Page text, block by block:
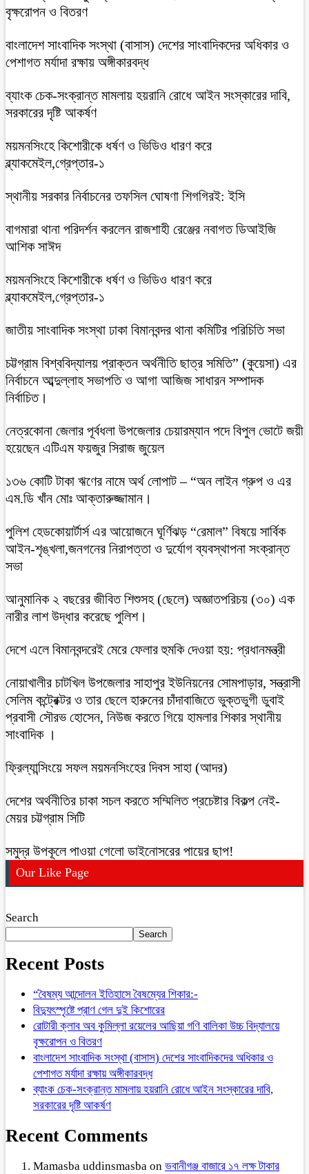
বৃক্ষরোপন ও বিতরণ
বাংলাদেশ সাংবাদিক সংস্থা (বাসাস) দেশের সাংবাদিকদের অধিকার ও
পেশাগত মর্যাদা রক্ষায় অঙ্গীকারবদ্ধ
ব্যাংক চেক-সংক্রান্ত মামলায় হয়রানি রোধে আইন সংস্কারের দাবি,
সরকারের দৃষ্টি আকর্ষণ
ময়মনসিংহে কিশোরীকে ধর্ষণ ও ভিডিও ধারণ করে
ব্ল্যাকমেইল,গ্রেপ্তার-১
স্থানীয় সরকার নির্বাচনের তফসিল ঘোষণা শিগগিরই: ইসি
বাগমারা থানা পরিদর্শন করলেন রাজশাহী রেঞ্জের নবাগত ডিআইজি
আশিক সাঈদ
ময়মনসিংহে কিশোরীকে ধর্ষণ ও ভিডিও ধারণ করে
ব্ল্যাকমেইল,গ্রেপ্তার-১
জাতীয় সাংবাদিক সংস্থা ঢাকা বিমানবন্দর থানা কমিটির পরিচিতি সভা
চট্টগ্রাম বিশ্ববিদ্যালয় প্রাক্তন অর্থনীতি ছাত্র সমিতি” (কুয়েসা) এর
নির্বাচনে আব্দুল্লাহ সভাপতি ও আগা আজিজ সাধারন সম্পাদক
নির্বাচিত।
নেত্রকোনা জেলার পূর্বধলা উপজেলার চেয়ারম্যান পদে বিপুল ভোটে জয়ী
হয়েছেন এটিএম ফয়জুর সিরাজ জুয়েল
১৩৬ কোটি টাকা ঋণের নামে অর্থ লোপাট – “অন লাইন গ্রুপ ও এর
এম.ডি খাঁন মোঃ আক্তারুজ্জামান।
পুলিশ হেডকোয়ার্টার্স এর আয়োজনে ঘূর্ণিঝড় “রেমাল” বিষয়ে সার্বিক
আইন-শৃঙ্খলা,জনগনের নিরাপত্তা ও দুর্যোগ ব্যবস্থাপনা সংক্রান্ত
সভা
আনুমানিক ২ বছরের জীবিত শিশুসহ (ছেলে) অজ্ঞাতপরিচয় (৩০) এক
নারীর লাশ উদ্ধার করেছে পুলিশ।
দেশে এলে বিমানবন্দরেই মেরে ফেলার হুমকি দেওয়া হয়: প্রধানমন্ত্রী
নোয়াখালীর চাটখিল উপজেলার সাহাপুর ইউনিয়নের সোমপাড়ার, সন্ত্রাসী
সেলিম কন্ট্রেক্টর ও তার ছেলে হারুনের চাঁদাবাজিতে ভুক্তভুগী ডুবাই
প্রবাসী সৌরভ হোসেন, নিউজ করতে গিয়ে হামলার শিকার স্থানীয়
সাংবাদিক ।
ফ্রিল্যান্সিংয়ে সফল ময়মনসিংহের দিবস সাহা (আদর)
দেশের অর্থনীতির চাকা সচল করতে সম্মিলিত প্রচেষ্টার বিকল্প নেই-
মেয়র চট্টগ্রাম সিটি
সমুদ্র উপকূলে পাওয়া গেলো ডাইনোসরের পায়ের ছাপ!
Our Like Page
Search
Search
Recent Posts
“বৈষম্য আন্দোলন ইতিহাসে বৈষম্যের শিকার:-
বিদ্যুৎস্পৃষ্টে প্রাণ গেল দুই কিশোরের
রোটারী ক্লাব অব কুমিল্লা রয়েলের আছিয়া গণি বালিকা উচ্চ বিদ্যালয়ে
বৃক্ষরোপন ও বিতরণ
বাংলাদেশ সাংবাদিক সংস্থা (বাসাস) দেশের সাংবাদিকদের অধিকার ও
পেশাগত মর্যাদা রক্ষায় অঙ্গীকারবদ্ধ
ব্যাংক চেক-সংক্রান্ত মামলায় হয়রানি রোধে আইন সংস্কারের দাবি,
সরকারের দৃষ্টি আকর্ষণ
Recent Comments
Mamasba uddinsmasba on ভবানীগঞ্জ বাজারে ১৭ লক্ষ টাকার